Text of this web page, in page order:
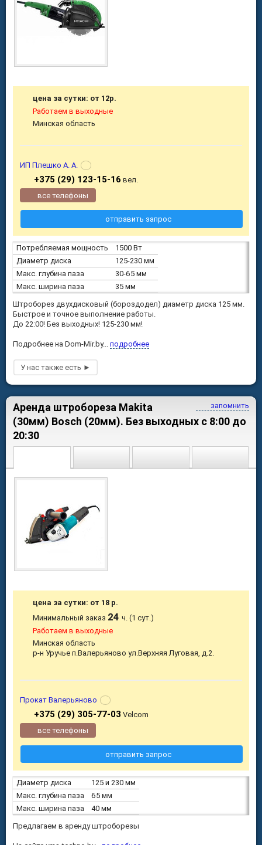
Потребляемая мощность
1500 Вт
Диаметр диска
125-230 мм
Макс. глубина паза
30-65 мм
Макс. ширина паза
35 мм
Штроборез двухдисковый (бороздодел) диаметр диска 125 мм.
Быстрое и точное выполнение работы.
До 22:00! Без выходных! 125-230 мм!
Подробнее на Dom-Mir.by... подробнее
цена за сутки: от 12р.
Работаем в выходные
Минская область
ИП Плешко А. А.
+375 (29) 123-15-16 вел.
все телефоны
отправить запрос
запомнить
Аренда штробореза Makita
(30мм) Bosch (20мм). Без выходных с 8:00 до
20:30
Диаметр диска
125 и 230 мм
Макс. глубина паза
65 мм
Макс. ширина паза
40 мм
Предлагаем в аренду штроборезы
цена за сутки: от 18 р.
Минимальный заказ 24ч. (1 сут.)
Работаем в выходные
Минская область
р-н Уручье п.Валерьяново ул.Верхняя Луговая, д.2.
Прокат Валерьяново
+375 (29) 305-77-03 Velcom
все телефоны
отправить запрос